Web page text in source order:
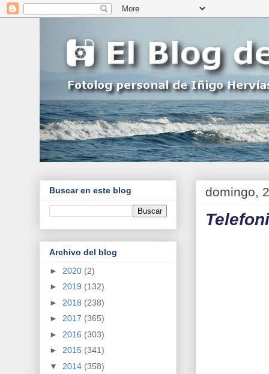
domingo,
Buscar en este blog
Archivo del blog
► 2020 (2)
► 2019 (132)
► 2018 (238)
► 2017 (365)
► 2016 (303)
► 2015 (341)
▼ 2014 (358)